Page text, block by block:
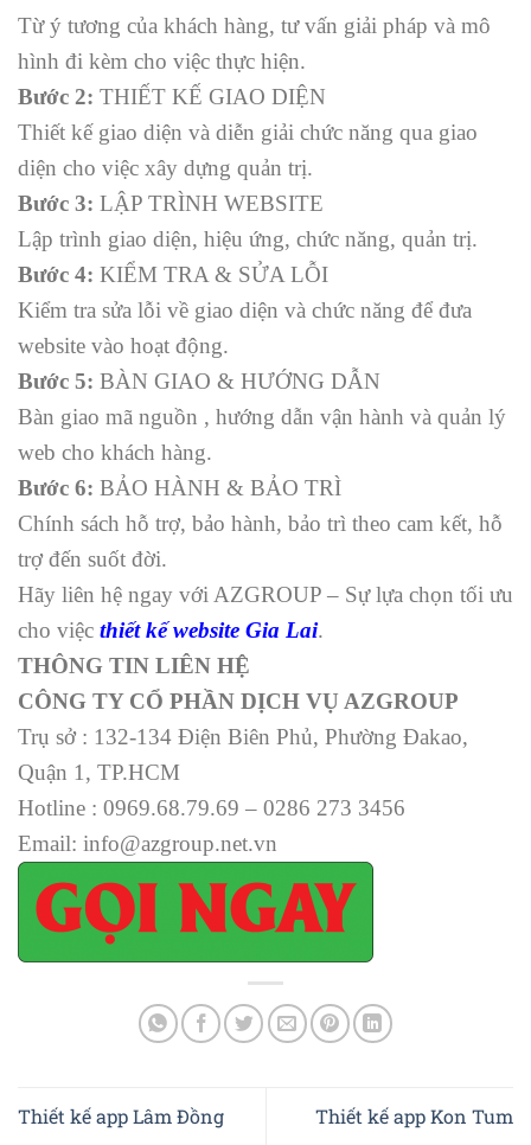
Từ ý tương của khách hàng, tư vấn giải pháp và mô
hình đi kèm cho việc thực hiện.
Bước 2: THIẾT KẾ GIAO DIỆN
Thiết kế giao diện và diễn giải chức năng qua giao
diện cho việc xây dựng quản trị.
Bước 3: LẬP TRÌNH WEBSITE
Lập trình giao diện, hiệu ứng, chức năng, quản trị.
Bước 4: KIỂM TRA & SỬA LỖI
Kiểm tra sửa lỗi về giao diện và chức năng để đưa
website vào hoạt động.
Bước 5: BÀN GIAO & HƯỚNG DẪN
Bàn giao mã nguồn , hướng dẫn vận hành và quản lý
web cho khách hàng.
Bước 6: BẢO HÀNH & BẢO TRÌ
Chính sách hỗ trợ, bảo hành, bảo trì theo cam kết, hỗ
trợ đến suốt đời.
Hãy liên hệ ngay với AZGROUP – Sự lựa chọn tối ưu
cho việc thiết kế website Gia Lai.
THÔNG TIN LIÊN HỆ
CÔNG TY CỔ PHẦN DỊCH VỤ AZGROUP
Trụ sở : 132-134 Điện Biên Phủ, Phường Đakao,
Quận 1, TP.HCM
Hotline : 0969.68.79.69 – 0286 273 3456
Email: info@azgroup.net.vn
Thiết kế app Lâm Đồng Thiết kế app Kon Tum